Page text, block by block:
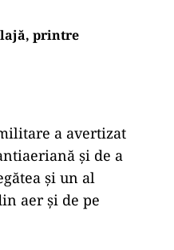
printre
a avertizat
și de a
și un al
aer și de pe